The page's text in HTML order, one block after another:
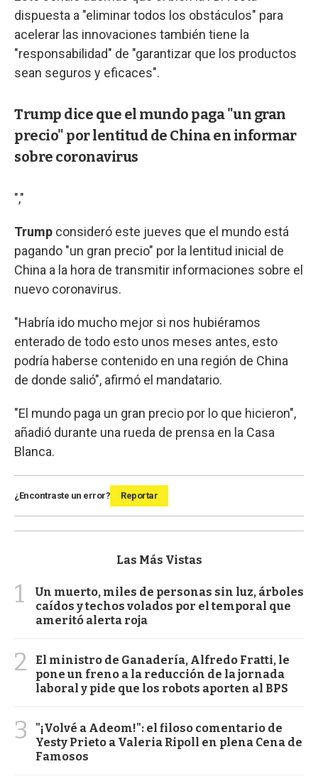
dispuesta a "eliminar todos los obstáculos" para
acelerar las innovaciones también tiene la
"responsabilidad" de "garantizar que los productos
sean seguros y eficaces".
Trump dice que el mundo paga "un gran
precio" por lentitud de China en informar
sobre coronavirus
","
Trump consideró este jueves que el mundo está
pagando "un gran precio" por la lentitud inicial de
China a la hora de transmitir informaciones sobre el
nuevo coronavirus.
"Habría ido mucho mejor si nos hubiéramos
enterado de todo esto unos meses antes, esto
podría haberse contenido en una región de China
de donde salió", afirmó el mandatario.
"El mundo paga un gran precio por lo que hicieron",
añadió durante una rueda de prensa en la Casa
Blanca.
¿Encontraste un error? Reportar
Las Más Vistas
1
Un muerto, miles de personas sin luz, árboles
caídos y techos volados por el temporal que
ameritó alerta roja
2
El ministro de Ganadería, Alfredo Fratti, le
pone un freno a la reducción de la jornada
laboral y pide que los robots aporten al BPS
3
"¡Volvé a Adeom!": el filoso comentario de
Yesty Prieto a Valeria Ripoll en plena Cena de
Famosos